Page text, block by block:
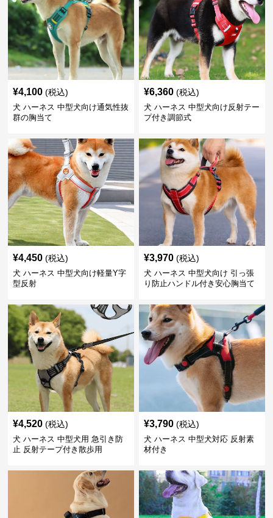
¥4,100 (税込)
犬 ハーネス 中型犬向け通気性抜
群の胸当て
¥6,360 (税込)
犬 ハーネス 中型犬向け反射テー
プ付き調節式
¥4,450 (税込)
犬 ハーネス 中型犬向け軽量Y字
型反射
¥3,970 (税込)
犬 ハーネス 中型犬向け 引っ張
り防止ハンドル付き安心胸当て
¥4,520 (税込)
犬 ハーネス 中型犬用 急引き防
止 反射テープ付き散歩用
¥3,790 (税込)
犬 ハーネス 中型犬対応 反射素
材付き